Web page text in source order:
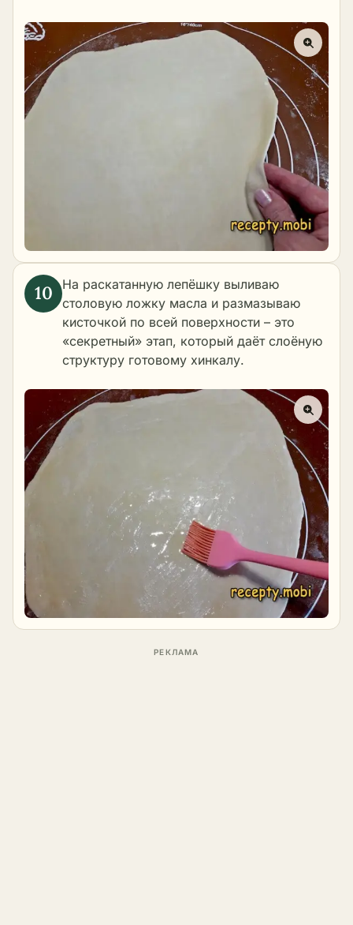
На раскатанную лепёшку выливаю
столовую ложку масла и размазываю
кисточкой по всей поверхности – это
«секретный» этап, который даёт слоёную
структуру готовому хинкалу.